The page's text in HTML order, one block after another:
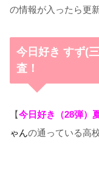
の情報が入ったら更
今日好き すず(
査！
【今日好き（28弾）
ゃんの通っている高